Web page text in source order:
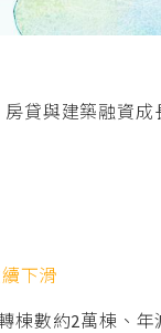
貸與建築融資
下滑
數約2萬棟、